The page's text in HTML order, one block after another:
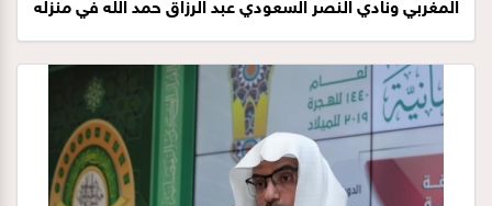
المغربي ونادي النصر السعودي عبد الرزاق حمد الله في منزله